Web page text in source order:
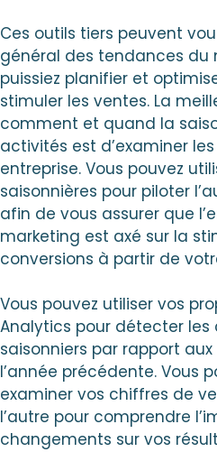
Ces outils tiers peuvent
général des tendances du
puissiez planifier et
stimuler les ventes. La
comment et quand la
activités est d’examiner
entreprise. Vous pouvez
saisonnières pour piloter
afin de vous assurer que
marketing est axé sur la
conversions à partir de
Vous pouvez utiliser vos
Analytics pour détecter
saisonniers par rapport
l’année précédente. Vous
examiner vos chiffres de
l’autre pour comprendre
changements sur vos